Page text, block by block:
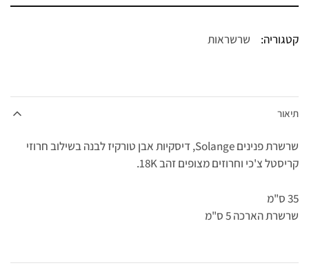
קטגוריה: שרשראות
תיאור
שרשרת פנינים Solange, דיסקיות אבן טורקיז לבנה בשילוב חרוזי
קריסטל צ'כי וחרוזים מצופים זהב 18K.
35 ס"מ
שרשרת הארכה 5 ס"מ